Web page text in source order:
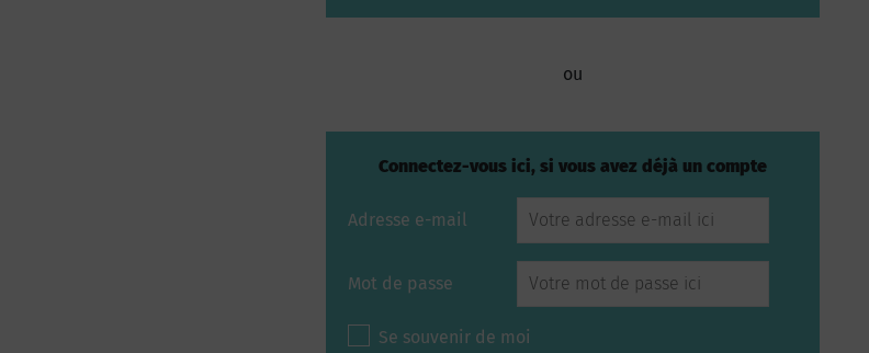
ou
Connectez-vous ici, si vous avez déjà un compte
Adresse e-mail
Mot de passe
Se souvenir de moi